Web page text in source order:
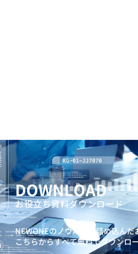
DOWNLOAD
お役立ち資料ダウンロード
NEWONEのノウハウを詰め込ん
こちらからすべて無料でダウンロ